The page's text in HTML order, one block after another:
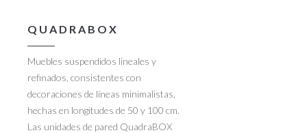
QUADRABOX
Muebles suspendidos lineales y
refinados, consistentes con
decoraciones de líneas minimalistas,
hechas en longitudes de 50 y 100 cm.
Las unidades de pared QuadraBOX